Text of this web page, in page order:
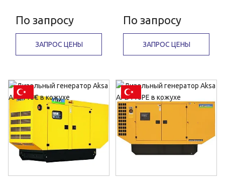
По запросу
ЗАПРОС ЦЕНЫ
По запросу
ЗАПРОС ЦЕНЫ